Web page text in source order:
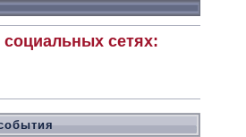
сетях: